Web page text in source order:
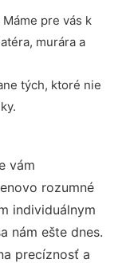
pre vás k
murára a
tých, ktoré nie
vám
rozumné
individuálnym
nám ešte dnes.
precíznosť a